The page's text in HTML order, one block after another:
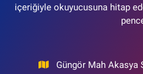
içeriğiyle okuyucusuna hitap
Güngör Mah Akasya